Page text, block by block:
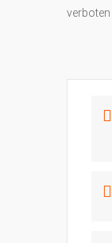
verboten